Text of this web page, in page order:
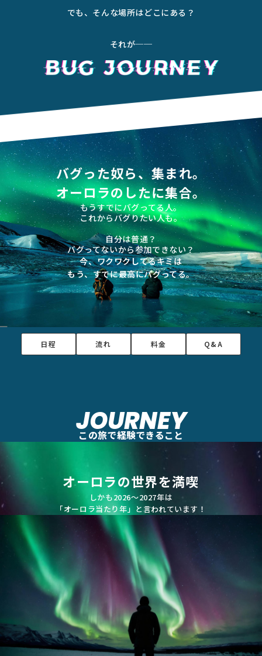
でも、そんな場所はどこにある？
それが──
バグった奴ら、集まれ。
オーロラのしたに集合。
もうすでにバグってる人。
これからバグりたい人も。
自分は普通？
バグってないから参加できない？
今、ワクワクしてるキミは
もう、すでに最高にバグってる。
日程 流れ 料金 Q&A
JOURNEY
この旅で経験できること
オーロラの世界を満喫
しかも2026〜2027年は
「オーロラ当たり年」と言われています！